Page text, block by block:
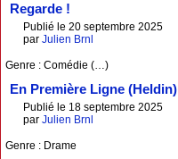
Regarde !
Publié le 20 septembre 2025
par Julien Brnl
Genre : Comédie (…)
En Première Ligne (Heldin)
Publié le 18 septembre 2025
par Julien Brnl
Genre : Drame